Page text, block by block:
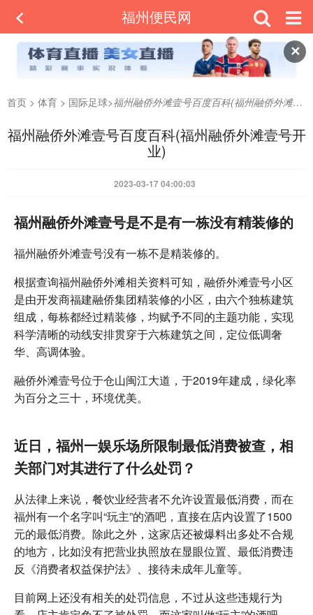
✕
福州便民网
首页 > 体育 > 国际足球>福州融侨外滩壹号百度百科(福州融侨外滩壹号开业)
福州融侨外滩壹号百度百科(福州融侨外滩壹号开
业)
2023-03-17 04:00:03
福州融侨外滩壹号是不是有一栋没有精装修的
福州融侨外滩壹号没有一栋不是精装修的。
根据查询福州融侨外滩相关资料可知，融侨外滩壹号小区
是由开发商福建融侨集团精装修的小区，由六个独栋建筑
组成，每栋都经过精装修，均赋予不同的主题功能，实现
科学清晰的动线安排贯穿于六栋建筑之间，定位低调奢
华、高调体验。
融侨外滩壹号位于仓山闽江大道，于2019年建成，绿化率
为百分之三十，环境优美。
近日，福州一娱乐场所限制最低消费被查，相
关部门对其进行了什么处罚？
从法律上来说，餐饮业经营者不允许设置最低消费，而在
福州有一个名字叫“玩主”的酒吧，直接在店内设置了1500
元的最低消费。除此之外，这家店还被爆料出多处不合规
的地方，比如没有把营业执照放在显眼位置、最低消费违
反《消费者权益保护法》、接待未成年儿童等。
目前网上还没有相关的处罚信息，不过从这些违规行为